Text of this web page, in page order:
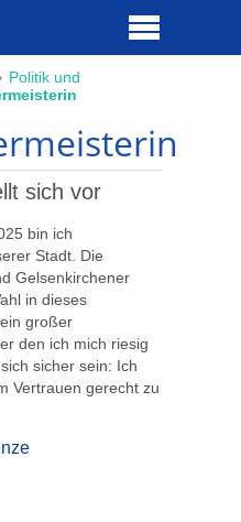
Politik und
sich vor
bin ich
Stadt. Die
Gelsenkirchener
in dieses
großer
den ich mich riesig
sicher sein: Ich
Vertrauen gerecht zu